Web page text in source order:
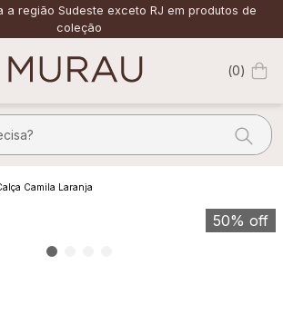
a região Sudeste exceto RJ em produtos de
coleção
0
Camila Laranja
50% off